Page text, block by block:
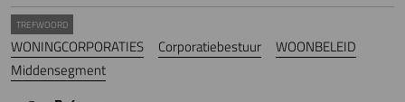
TREFWOORD
WONINGCORPORATIES Corporatiebestuur
WOONBELEID
Middensegment